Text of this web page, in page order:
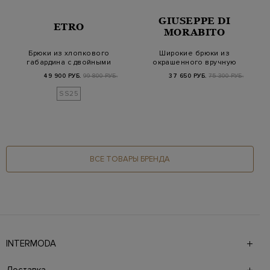
ETRO
Брюки из хлопкового
габардина с двойными
49 900 РУБ. 99 800 РУБ.
SS25
GIUSEPPE DI
MORABITO
Широкие брюки из
окрашенного вручную
37 650 РУБ. 75 300 РУБ.
ВСЕ ТОВАРЫ БРЕНДА
INTERMODA
брендов на 4 этажах в самом центре города. На сайте